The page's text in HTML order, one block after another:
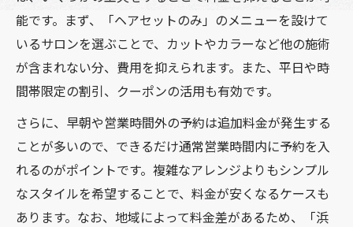
能です。まず、「ヘアセットのみ」のメニューを設けて
いるサロンを選ぶことで、カットやカラーなど他の施術
が含まれない分、費用を抑えられます。また、平日や時
間帯限定の割引、クーポンの活用も有効です。
さらに、早朝や営業時間外の予約は追加料金が発生する
ことが多いので、できるだけ通常営業時間内に予約を入
れるのがポイントです。複雑なアレンジよりもシンプル
なスタイルを希望することで、料金が安くなるケースも
あります。なお、地域によって料金差があるため、「浜